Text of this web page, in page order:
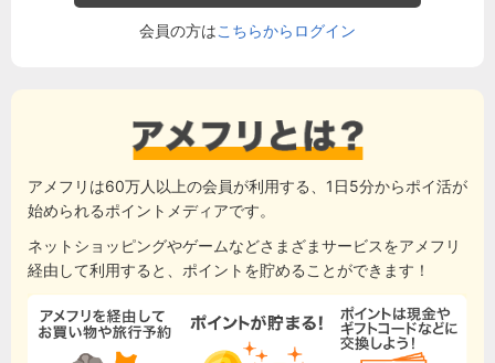
会員の方はこちらからログイン
アメフリは60万人以上の会員が利用する、1日5分からポイ活が
始められるポイントメディアです。
ネットショッピングやゲームなどさまざまサービスをアメフリ
経由して利用すると、ポイントを貯めることができます！